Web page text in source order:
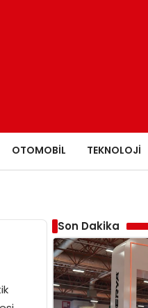
OTOMOBIL TEKNOLOJI
Son Dakika